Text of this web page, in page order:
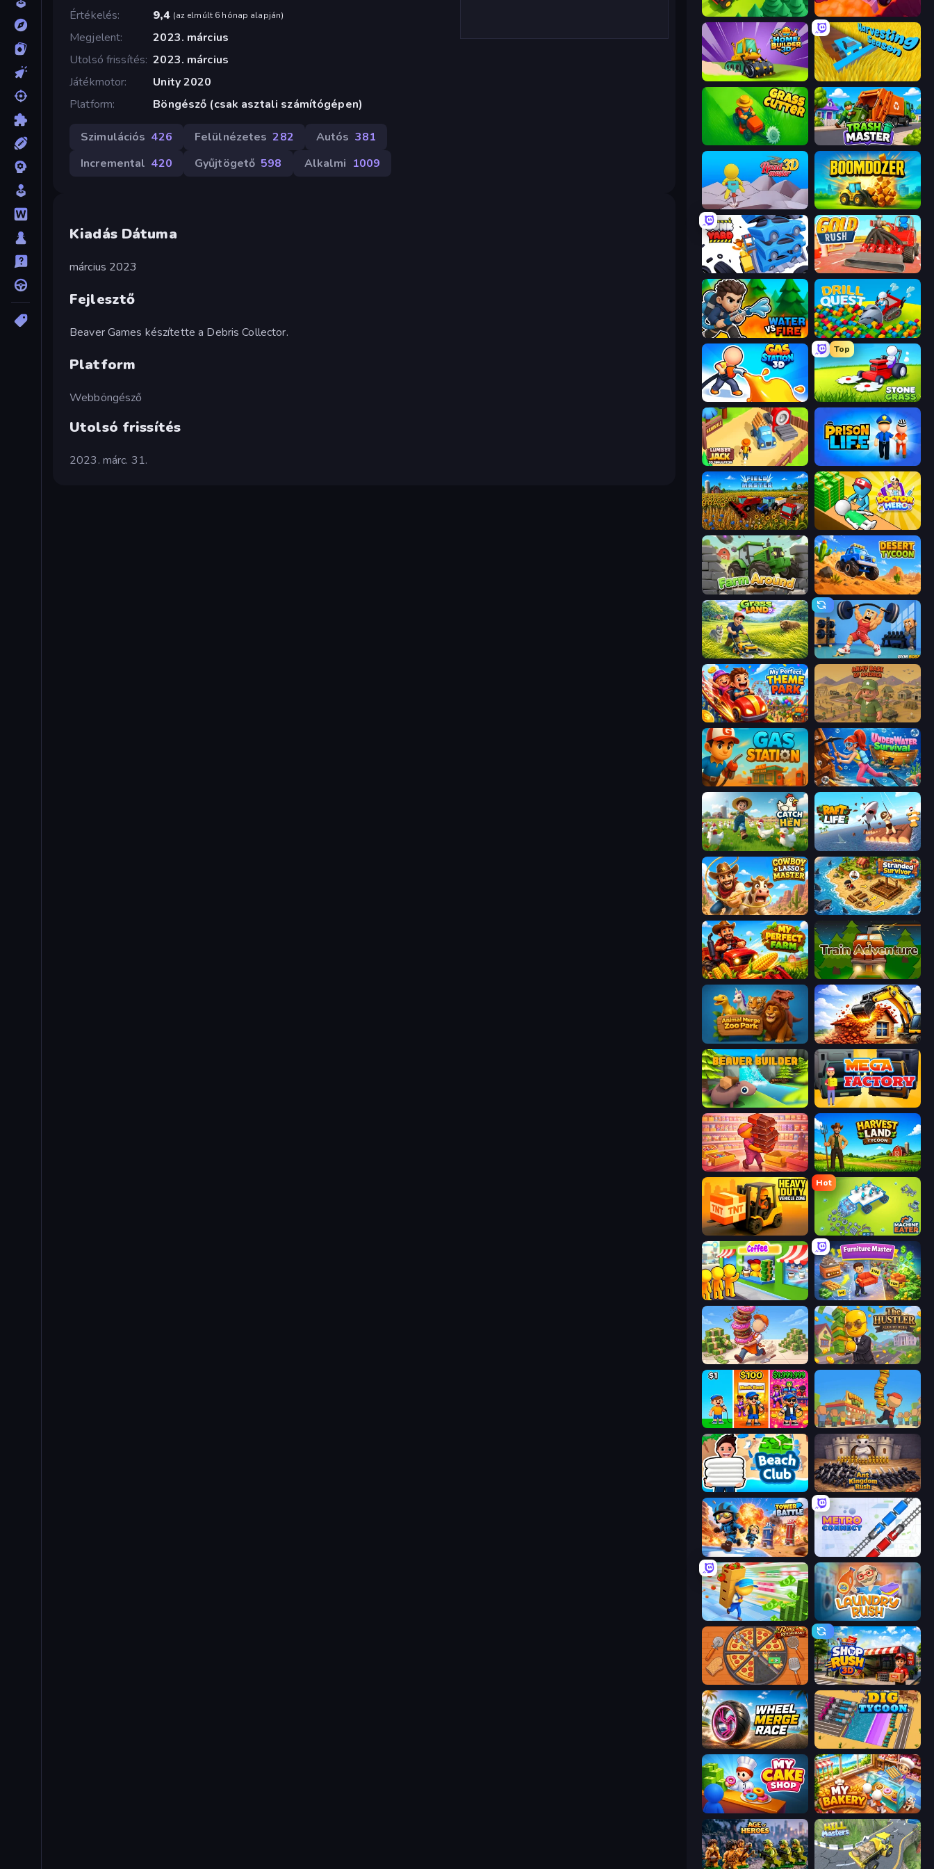
Értékelés
9,4 (az elmúlt 6 hónap alapján)
Megjelent
2023. március
Utolsó frissítés 2023. március
Játékmotor
Unity 2020
Platform
Böngésző (csak asztali számítógépen)
Szimulációs 426 Felülnézetes 282 Autós 381
Incremental 420 Gyűjtögető 598 Alkalmi 1009
Kiadás Dátuma
március 2023
Fejlesztő
Beaver Games készítette a Debris Collector.
Platform
Webböngésző
Utolsó frissítés
2023. márc. 31.
Lumber Harvest: Tree Cutting Game Sand King
Home Builder 3D Harvesting Season
Trash Master
Road Master 3D Boomdozer
Junkyard Sim Gold Rush
Water vs Fire Drill Quest
Gas Station 3D
Top
Stone Grass: Mowing Simulator
Lumberjack 3D Simulator Prison Life
Field Master Doctor Hero
Farm Around Desert Tycoon
Grass Land Gym Boss
My Perfect Theme Park Army Base Of America
Gas Station Underwater Survival
Catch the Hen Raft Life
Cowboy Lasso Master Obby Stranded Survivor
My Perfect Farm Train Adventure
Animal Merge Zoo Park City Constructor
Beaver Builder Mega Factory
Candy Packing Store Harvest Land Tycoon
Hot
Machine Eater
Coffee Idle Furniture Master: Idle Tycoon
Donut Place The Hustler
Music Band Burger Life
Beach Club Ant Kingdom Rush
Tower Battle Metro Connect
Supermarket Empire Laundry Rush
Ring Restaurant Shop Rush 3D
Wheel Merge Race Dig Tycoon
My Cake Shop My bakery